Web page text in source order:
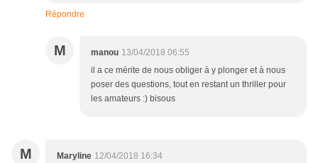
Répondre
M manou 13/04/2018 06:55
il a ce mérite de nous obliger à y plonger et à nous
poser des questions, tout en restant un thriller pour
les amateurs :) bisous
M Maryline 12/04/2018 16:34